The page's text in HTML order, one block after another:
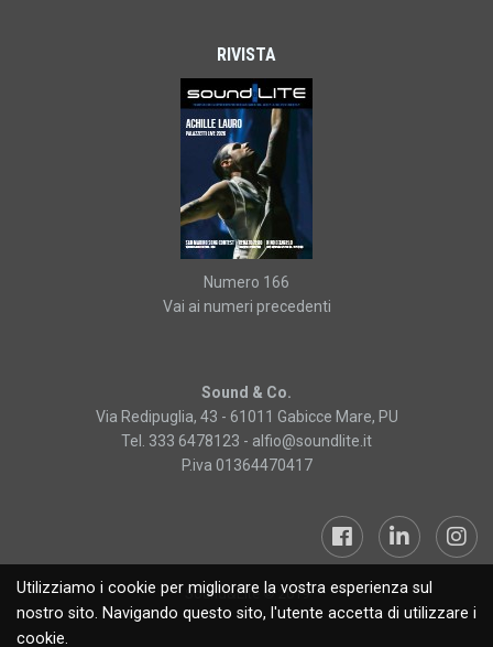
Utilizziamo i cookie per migliorare la vostra esperienza sul
nostro sito. Navigando questo sito, l'utente accetta di utilizzare i
cookie.
RIVISTA
Numero 166
Vai ai numeri precedenti
Sound & Co.
Via Redipuglia, 43 - 61011 Gabicce Mare, PU
Tel. 333 6478123 - alfio@soundlite.it
P.iva 01364470417
Sound&Lite © 2019